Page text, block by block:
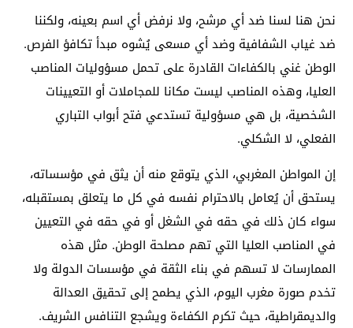
نحن هنا لسنا ضد أي مرشح، ولا نرفض أي اسم بعينه، ولكننا
ضد غياب الشفافية وضد أي مسعى يُشوه مبدأ تكافؤ الفرص.
الوطن غني بالكفاءات القادرة على تحمل مسؤوليات المناصب
العليا، وهذه المناصب ليست مكانا للمجاملات أو التعيينات
الشخصية، بل هي مسؤولية تستدعي فتح أبواب التباري
الفعلي، لا الشكلي.
إن المواطن المغربي، الذي يتوقع منه أن يثق في مؤسساته،
يستحق أن يُعامل بالاحترام نفسه في كل ما يتعلق بمستقبله،
سواء كان ذلك في حقه في الشغل أو في حقه في التعيين
في المناصب العليا التي تهم مصلحة الوطن. مثل هذه
الممارسات لا تسهم في بناء الثقة في مؤسسات الدولة ولا
تخدم صورة مغرب اليوم، الذي يطمح إلى تحقيق العدالة
والديمقراطية، حيث تكرم الكفاءة ويشجع التنافس الشريف.